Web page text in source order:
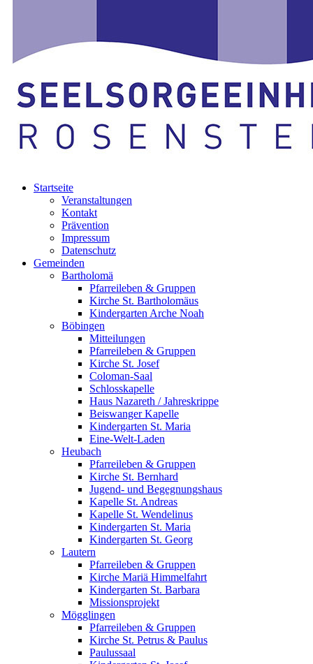
Startseite
Veranstaltungen
Kontakt
Prävention
Impressum
Datenschutz
Gemeinden
Bartholomä
Pfarreileben & Gruppen
Kirche St. Bartholomäus
Kindergarten Arche Noah
Böbingen
Mitteilungen
Pfarreileben & Gruppen
Kirche St. Josef
Coloman-Saal
Schlosskapelle
Haus Nazareth / Jahreskrippe
Beiswanger Kapelle
Kindergarten St. Maria
Eine-Welt-Laden
Heubach
Pfarreileben & Gruppen
Kirche St. Bernhard
Jugend- und Begegnungshaus
Kapelle St. Andreas
Kapelle St. Wendelinus
Kindergarten St. Maria
Kindergarten St. Georg
Lautern
Pfarreileben & Gruppen
Kirche Mariä Himmelfahrt
Kindergarten St. Barbara
Missionsprojekt
Mögglingen
Pfarreileben & Gruppen
Kirche St. Petrus & Paulus
Paulussaal